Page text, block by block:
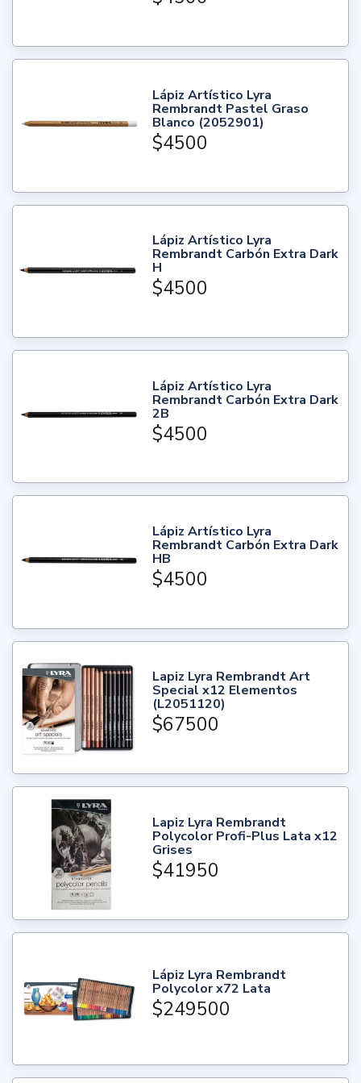
Lápiz Artístico Lyra
Rembrandt Pastel Graso
Blanco (2052901)
$4500
Lápiz Artístico Lyra
Rembrandt Carbón Extra Dark
H
$4500
Lápiz Artístico Lyra
Rembrandt Carbón Extra Dark
2B
$4500
Lápiz Artístico Lyra
Rembrandt Carbón Extra Dark
HB
$4500
Lapiz Lyra Rembrandt Art
Special x12 Elementos
(L2051120)
$67500
Lapiz Lyra Rembrandt
Polycolor Profi-Plus Lata x12
Grises
$41950
Lápiz Lyra Rembrandt
Polycolor x72 Lata
$249500